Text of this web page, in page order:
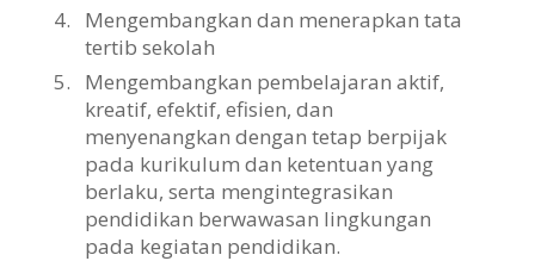
4.
Mengembangkan dan menerapkan tata
tertib sekolah
5.
Mengembangkan pembelajaran aktif,
kreatif, efektif, efisien, dan
menyenangkan dengan tetap berpijak
pada kurikulum dan ketentuan yang
berlaku, serta mengintegrasikan
pendidikan berwawasan lingkungan
pada kegiatan pendidikan.